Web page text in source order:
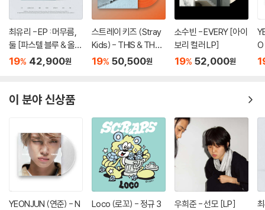
최유리 - EP : 머무름,
둘 [파스텔 블루 & 올리
브 그린 컬러 10인치 Vi
19% 42,900원
스트레이 키즈 (Stray
Kids) - THIS & THAT
[LP VER.]
19% 50,500원
소수빈 - EVERY [아이
보리 컬러 LP]
19% 52,000원
이 분야 신상품
YEONJUN (연준) - N
Loco (로꼬) - 정규 3
우희준 - 선모 [LP]